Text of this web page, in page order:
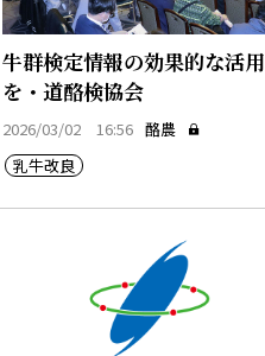
牛群検定情報の効果的な活用
を・道酪検協会
2026/03/02 16:56 酪農
乳牛改良